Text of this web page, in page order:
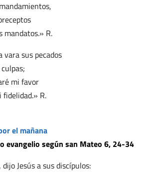
mandatos.» R.
vara sus pecados
mi favor
R.
el mañana
evangelio según san Mateo 6, 24-34
Jesús a sus discípulos: